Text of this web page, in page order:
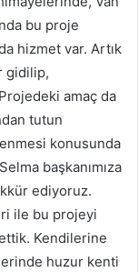
bu proje
hizmet var. Artık
gidilip,
Projedeki amaç da
tutun
konusunda
başkanımıza
ediyoruz.
ile bu projeyi
Kendilerine
huzur kenti